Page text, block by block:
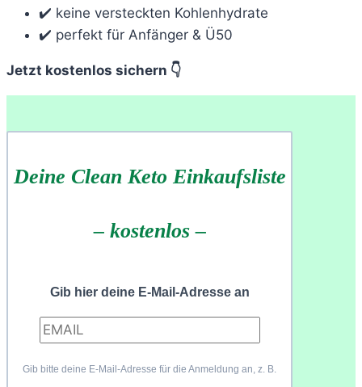
✔️ keine versteckten Kohlenhydrate
✔️ perfekt für Anfänger & Ü50
Jetzt kostenlos sichern 👇
Deine Clean Keto Einkaufsliste
– kostenlos –
Gib hier deine E-Mail-Adresse an
Gib bitte deine E-Mail-Adresse für die Anmeldung an, z. B.